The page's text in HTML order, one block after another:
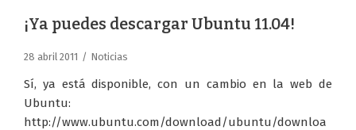
¡Ya puedes descargar Ubuntu 11.04!
28 abril 2011 Noticias
Sí, ya está disponible, con un cambio en la web de
Ubuntu:
http://www.ubuntu.com/download/ubuntu/downloa